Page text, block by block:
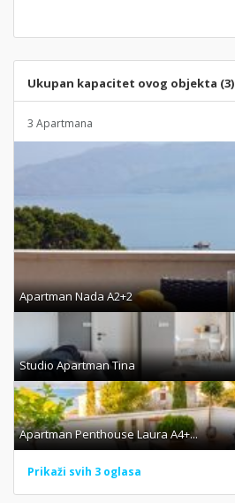
Ukupan kapacitet ovog objekta (3)
3 Apartmana
Apartman Nada A2+2
Studio Apartman Tina
Apartman Penthouse Laura A4+...
Prikaži svih 3 oglasa